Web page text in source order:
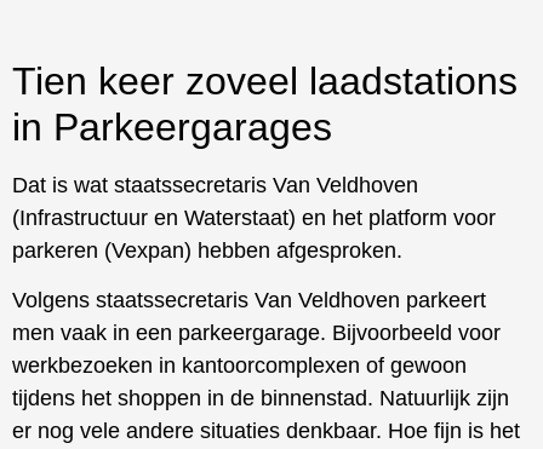
Tien keer zoveel laadstations
in Parkeergarages
Dat is wat staatssecretaris Van Veldhoven
(Infrastructuur en Waterstaat) en het platform voor
parkeren (Vexpan) hebben afgesproken.
Volgens staatssecretaris Van Veldhoven parkeert
men vaak in een parkeergarage. Bijvoorbeeld voor
werkbezoeken in kantoorcomplexen of gewoon
tijdens het shoppen in de binnenstad. Natuurlijk zijn
er nog vele andere situaties denkbaar. Hoe fijn is het